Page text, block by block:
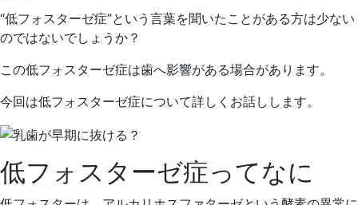
院
“低フォスターゼ症”という言葉を聞いたことがある方は少ない
のではないでしょうか？
この低フォスターゼ症は歯へ影響がある場合があります。
今回は低フォスターゼ症について詳しくお話しします。
低フォスターゼ症ってなに